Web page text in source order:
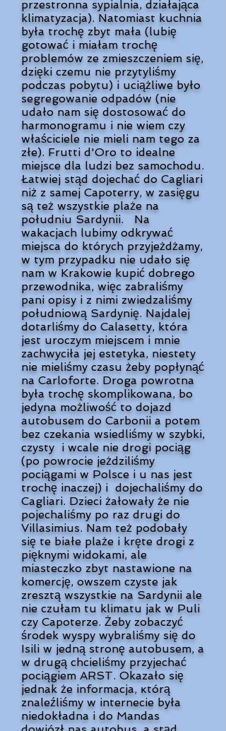
przestronna sypialnia, działająca
klimatyzacja). Natomiast kuchnia
była trochę zbyt mała (lubię
gotować i miałam trochę
problemów ze zmieszczeniem się,
dzięki czemu nie przytyliśmy
podczas pobytu) i uciążliwe było
segregowanie odpadów (nie
udało nam się dostosować do
harmonogramu i nie wiem czy
właściciele nie mieli nam tego za
złe). Frutti d'Oro to idealne
miejsce dla ludzi bez samochodu.
Łatwiej stąd dojechać do Cagliari
niż z samej Capoterry, w zasięgu
są też wszystkie plaże na
południu Sardynii. Na
wakacjach lubimy odkrywać
miejsca do których przyjeżdżamy,
w tym przypadku nie udało się
nam w Krakowie kupić dobrego
przewodnika, więc zabraliśmy
pani opisy i z nimi zwiedzaliśmy
południową Sardynię. Najdalej
dotarliśmy do Calasetty, która
jest uroczym miejscem i mnie
zachwyciła jej estetyka, niestety
nie mieliśmy czasu żeby popłynąć
na Carloforte. Droga powrotna
była trochę skomplikowana, bo
jedyna możliwość to dojazd
autobusem do Carbonii a potem
bez czekania wsiedliśmy w szybki,
czysty i wcale nie drogi pociąg
(po powrocie jeżdziliśmy
pociągami w Polsce i u nas jest
trochę inaczej) i dojechaliśmy do
Cagliari. Dzieci żałowały że nie
pojechaliśmy po raz drugi do
Villasimius. Nam też podobały
się te białe plaże i kręte drogi z
pięknymi widokami, ale
miasteczko zbyt nastawione na
komercję, owszem czyste jak
zresztą wszystkie na Sardynii ale
nie czułam tu klimatu jak w Puli
czy Capoterze. Żeby zobaczyć
środek wyspy wybraliśmy się do
Isili w jedną stronę autobusem, a
w drugą chcieliśmy przyjechać
pociągiem ARST. Okazało się
jednak że informacja, ĸtórą
znaleźliśmy w internecie była
niedokładna i do Mandas